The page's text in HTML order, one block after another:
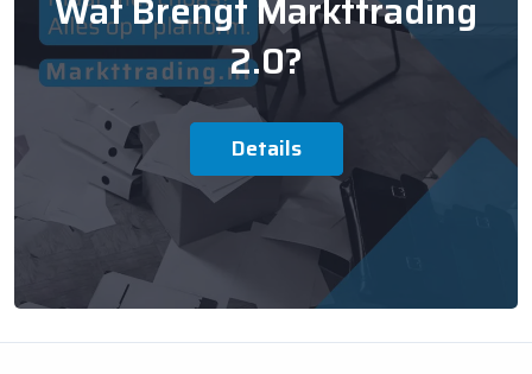
Wat Brengt Markttrading
2.0?
Details